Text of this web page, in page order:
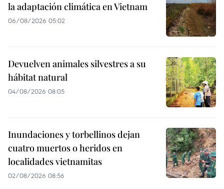
la adaptación climática en Vietnam
06/08/2026 05:02
Devuelven animales silvestres a su
hábitat natural
04/08/2026 08:05
Inundaciones y torbellinos dejan
cuatro muertos o heridos en
localidades vietnamitas
02/08/2026 08:56